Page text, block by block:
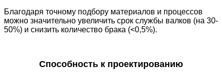
Благодаря точному подбору материалов и процессов
можно значительно увеличить срок службы валков (на 30-
50%) и снизить количество брака (<0,5%).
Способность к проектированию